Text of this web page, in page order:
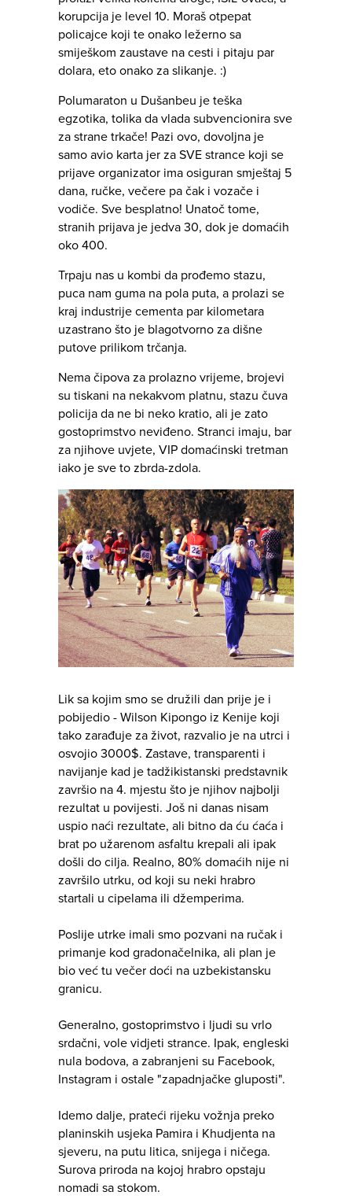
korupcija je level 10. Moraš otpepat
policajce koji te onako ležerno sa
smiješkom zaustave na cesti i pitaju par
dolara, eto onako za slikanje. :)
Polumaraton u Dušanbeu je teška
egzotika, tolika da vlada subvencionira sve
za strane trkače! Pazi ovo, dovoljna je
samo avio karta jer za SVE strance koji se
prijave organizator ima osiguran smještaj 5
dana, ručke, večere pa čak i vozače i
vodiče. Sve besplatno! Unatoč tome,
stranih prijava je jedva 30, dok je domaćih
oko 400.
Trpaju nas u kombi da prođemo stazu,
puca nam guma na pola puta, a prolazi se
kraj industrije cementa par kilometara
uzastrano što je blagotvorno za dišne
putove prilikom trčanja.
Nema čipova za prolazno vrijeme, brojevi
su tiskani na nekakvom platnu, stazu čuva
policija da ne bi neko kratio, ali je zato
gostoprimstvo neviđeno. Stranci imaju, bar
za njihove uvjete, VIP domaćinski tretman
iako je sve to zbrda-zdola.
Lik sa kojim smo se družili dan prije je i
pobijedio - Wilson Kipongo iz Kenije koji
tako zarađuje za život, razvalio je na utrci i
osvojio 3000$. Zastave, transparenti i
navijanje kad je tadžikistanski predstavnik
završio na 4. mjestu što je njihov najbolji
rezultat u povijesti. Još ni danas nisam
uspio naći rezultate, ali bitno da ću ćaća i
brat po užarenom asfaltu krepali ali ipak
došli do cilja. Realno, 80% domaćih nije ni
završilo utrku, od koji su neki hrabro
startali u cipelama ili džemperima.
Poslije utrke imali smo pozvani na ručak i
primanje kod gradonačelnika, ali plan je
bio već tu večer doći na uzbekistansku
granicu.
Generalno, gostoprimstvo i ljudi su vrlo
srdačni, vole vidjeti strance. Ipak, engleski
nula bodova, a zabranjeni su Facebook,
Instagram i ostale "zapadnjačke gluposti".
Idemo dalje, prateći rijeku vožnja preko
planinskih usjeka Pamira i Khudjenta na
sjeveru, na putu litica, snijega i ničega.
Surova priroda na kojoj hrabro opstaju
nomadi sa stokom.